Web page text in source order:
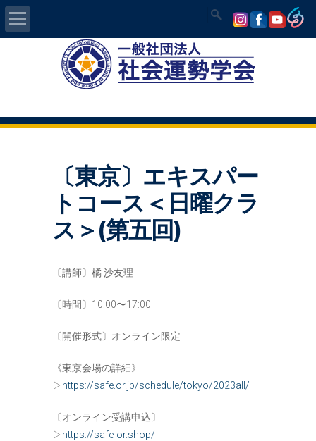
気学/易 セミナー〔東京〕エキスパー
トコース＜日曜クラ
ス＞(第五回)
〔講師〕橘 沙友理
〔時間〕10:00〜17:00
〔開催形式〕オンライン限定
《東京会場の詳細》
▷ https://safe.or.jp/schedule/tokyo/2023all/
〔オンライン受講申込〕
▷ https://safe-or.shop/